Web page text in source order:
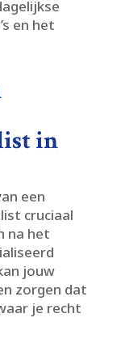
en het
in
een
cruciaal
na het
jouw
zorgen dat
je recht